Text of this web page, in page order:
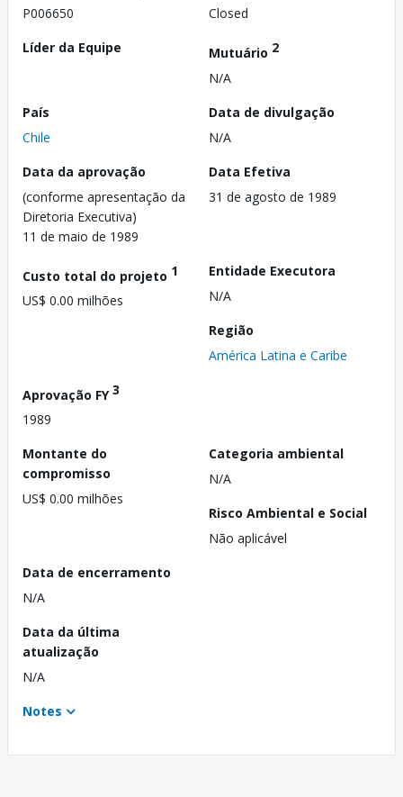
P006650
Closed
Líder da Equipe
Mutuário 2
N/A
País
Chile
Data de divulgação
N/A
Data da aprovação
(conforme apresentação da
Diretoria Executiva)
11 de maio de 1989
Data Efetiva
31 de agosto de 1989
Custo total do projeto 1
US$ 0.00 milhões
Entidade Executora
N/A
Região
América Latina e Caribe
Aprovação FY3
1989
Montante do
compromisso
US$ 0.00 milhões
Categoria ambiental
N/A
Risco Ambiental e Social
Não aplicável
Data de encerramento
N/A
Data da última
atualização
N/A
Notes